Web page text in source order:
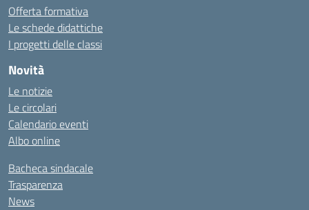
Offerta formativa
Le schede didattiche
I progetti delle classi
Novità
Le notizie
Le circolari
Calendario eventi
Albo online
Bacheca sindacale
Trasparenza
News